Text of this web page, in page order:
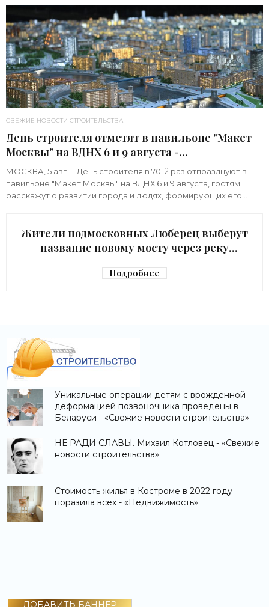
СВЕЖИЕ НОВОСТИ СТРОИТЕЛЬСТВА
День строителя отметят в павильоне "Макет
Москвы" на ВДНХ 6 и 9 августа -
«Строительство»
МОСКВА, 5 авг - . День строителя в 70-й раз отпразднуют в
павильоне "Макет Москвы" на ВДНХ 6 и 9 августа, гостям
расскажут о развитии города и людях, формирующих его
Жители подмосковных Люберец выберут
название новому мосту через реку
Подробнее
Уникальные операции детям с врожденной
деформацией позвоночника проведены в
Беларуси - «Свежие новости строительства»
НЕ РАДИ СЛАВЫ. Михаил Котловец - «Свежие
новости строительства»
Стоимость жилья в Костроме в 2022 году
поразила всех - «Недвижимость»
ДОБАВИТЬ БАННЕР